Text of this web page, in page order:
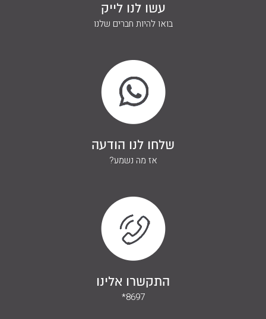
עשו לנו לייק
בואו להיות חברים שלנו
שלחו לנו הודעה
אז מה נשמע?
התקשרו אלינו
*8697